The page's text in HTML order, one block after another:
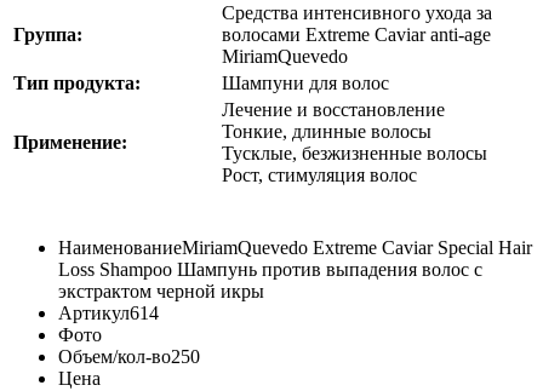
Группа:
Средства интенсивного ухода за
волосами Extreme Caviar anti-age
MiriamQuevedo
Тип продукта:
Шампуни для волос
Применение:
Лечение и восстановление
Тонкие, длинные волосы
Тусклые, безжизненные волосы
Рост, стимуляция волос
НаименованиеMiriamQuevedo Extreme Caviar Special Hair
Loss Shampoo Шампунь против выпадения волос с
экстрактом черной икры
Артикул614
Фото
Объем/кол-во250
Цена